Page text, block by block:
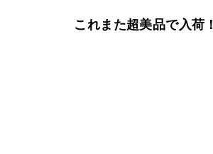
これまた超美品で入荷